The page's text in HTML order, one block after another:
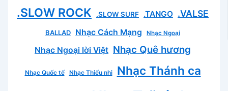
.SLOW ROCK .SLOW SURF .TANGO .VALSE
BALLAD Nhạc Cách Mạng Nhạc Ngoại
Nhạc Ngoại lời Việt Nhạc Quê hương
Nhạc Quốc tế Nhạc Thiếu nhi Nhạc Thánh ca